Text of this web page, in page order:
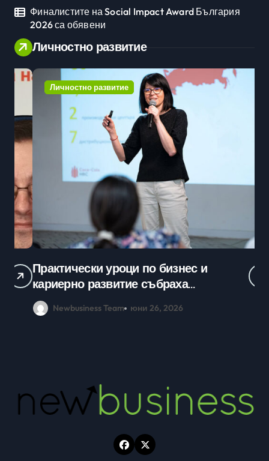
Финалистите на Social Impact Award България
2026 са обявени
Личностно развитие
Личностно развитие
Практически уроци по бизнес и
кариерно развитие събраха
млади хора на SOFIA UP
Newbusiness Team юни 26, 2026